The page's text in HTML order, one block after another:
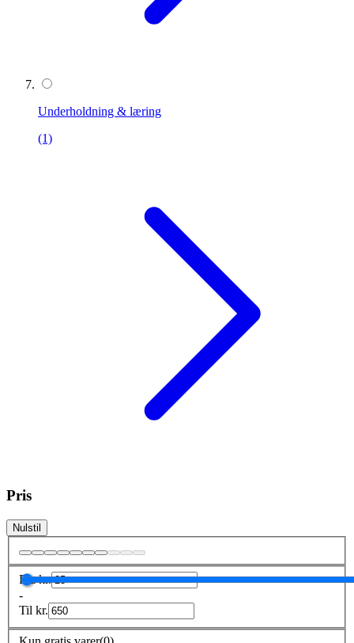
Underholdning & læring
(1)
Pris
Nulstil
Frakr.
-
Til kr.